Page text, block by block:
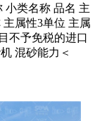
小类名称 品名 主
属性3单位 主属
不予免税的进口
混砂能力＜